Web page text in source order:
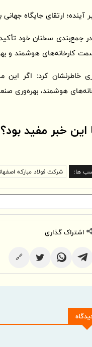
آینده؛ ارتقای جایگاه جهانی
جمع‌بندی سخنان خود
کارخانه‌های هوشمند و
خاطرنشان کرد: اگر این
هوشمند، بهره‌وری
این خبر مفید بود؟
ها: شرکت فولاد مبارکه
اشتراک گذاری
🔗